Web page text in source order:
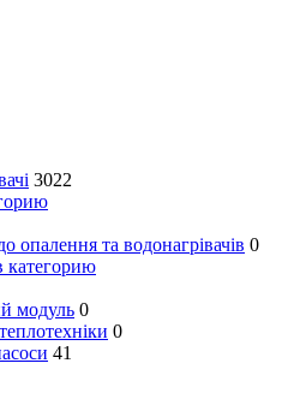
3022
опалення та водонагрівачів 0
категорию
модуль 0
0
41